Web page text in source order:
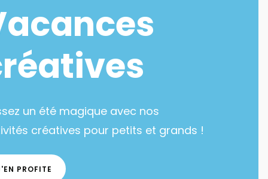
un été magique avec nos
créatives pour petits et grands !
PROFITE